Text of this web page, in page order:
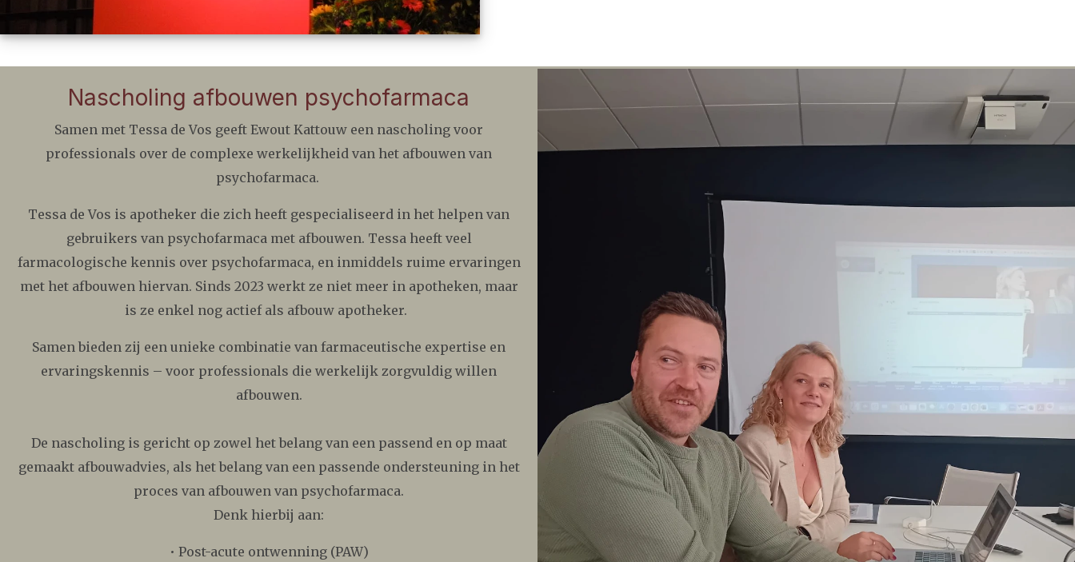
Nascholing afbouwen psychofarmaca
Samen met Tessa de Vos geeft Ewout Kattouw een nascholing voor
professionals over de complexe werkelijkheid van het afbouwen van
psychofarmaca.
Tessa de Vos is apotheker die zich heeft gespecialiseerd in het helpen van
gebruikers van psychofarmaca met afbouwen. Tessa heeft veel
farmacologische kennis over psychofarmaca, en inmiddels ruime ervaringen
met het afbouwen hiervan. Sinds 2023 werkt ze niet meer in apotheken, maar
is ze enkel nog actief als afbouw apotheker.
Samen bieden zij een unieke combinatie van farmaceutische expertise en
ervaringskennis – voor professionals die werkelijk zorgvuldig willen
afbouwen.
De nascholing is gericht op zowel het belang van een passend en op maat
gemaakt afbouwadvies, als het belang van een passende ondersteuning in het
proces van afbouwen van psychofarmaca.
Denk hierbij aan:
• Post-acute ontwenning (PAW)